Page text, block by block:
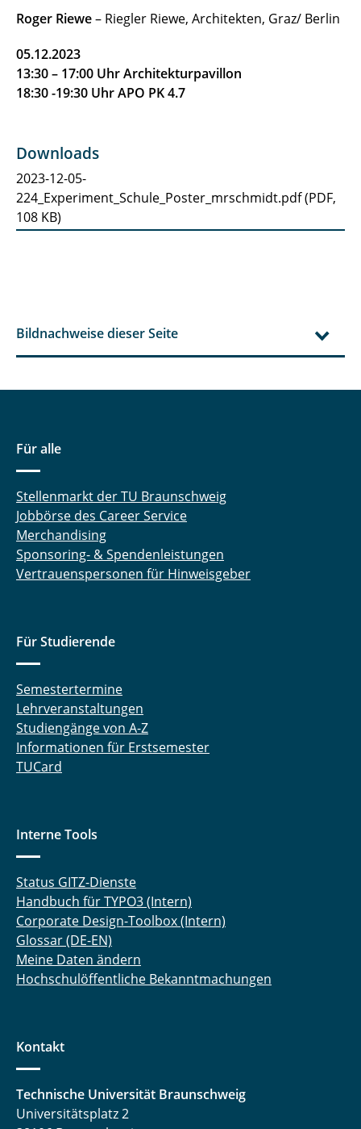
Roger Riewe– Riegler Riewe, Architekten, Graz/ Berlin
05.12.2023
13:30 – 17:00 Uhr Architekturpavillon
18:30 -19:30 Uhr APO PK 4.7
Downloads
2023-12-05-
224_Experiment_Schule_Poster_mrschmidt.pdf(PDF,
108 KB)
Bildnachweise dieser Seite
Für alle
Stellenmarkt der TU Braunschweig
Jobbörse des Career Service
Merchandising
Sponsoring- & Spendenleistungen
Vertrauenspersonen für Hinweisgeber
Für Studierende
Semestertermine
Lehrveranstaltungen
Studiengänge von A-Z
Informationen für Erstsemester
TUCard
Interne Tools
Status GITZ-Dienste
Handbuch für TYPO3 (Intern)
Corporate Design-Toolbox (Intern)
Glossar (DE-EN)
Meine Daten ändern
Hochschulöffentliche Bekanntmachungen
Kontakt
Technische Universität Braunschweig
Universitätsplatz 2